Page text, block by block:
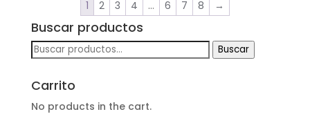
1 2 3 4 … 6 7 8 →
Buscar productos
Buscar
por:
Buscar
Carrito
No products in the cart.